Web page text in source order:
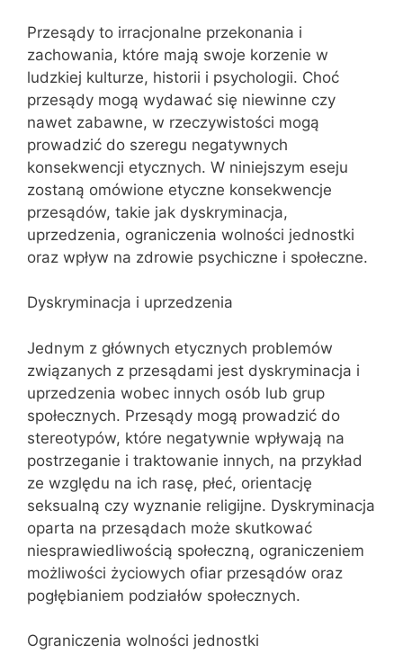
Przesądy to irracjonalne przekonania i
zachowania, które mają swoje korzenie w
ludzkiej kulturze, historii i psychologii. Choć
przesądy mogą wydawać się niewinne czy
nawet zabawne, w rzeczywistości mogą
prowadzić do szeregu negatywnych
konsekwencji etycznych. W niniejszym eseju
zostaną omówione etyczne konsekwencje
przesądów, takie jak dyskryminacja,
uprzedzenia, ograniczenia wolności jednostki
oraz wpływ na zdrowie psychiczne i społeczne.
Dyskryminacja i uprzedzenia
Jednym z głównych etycznych problemów
związanych z przesądami jest dyskryminacja i
uprzedzenia wobec innych osób lub grup
społecznych. Przesądy mogą prowadzić do
stereotypów, które negatywnie wpływają na
postrzeganie i traktowanie innych, na przykład
ze względu na ich rasę, płeć, orientację
seksualną czy wyznanie religijne. Dyskryminacja
oparta na przesądach może skutkować
niesprawiedliwością społeczną, ograniczeniem
możliwości życiowych ofiar przesądów oraz
pogłębianiem podziałów społecznych.
Ograniczenia wolności jednostki